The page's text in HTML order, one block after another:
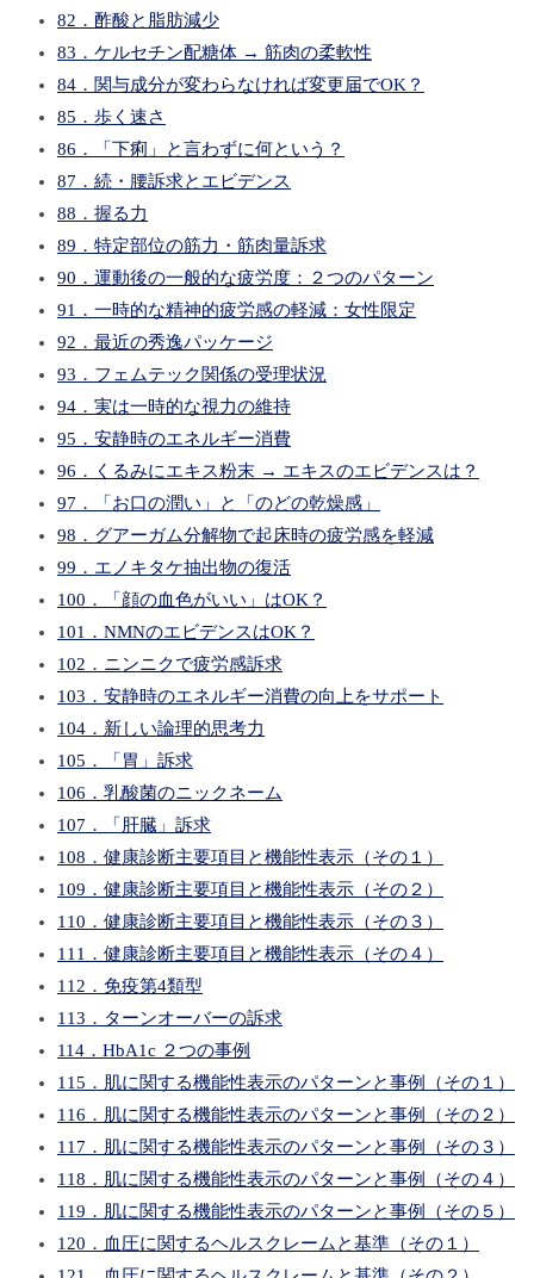
82．酢酸と脂肪減少
83．ケルセチン配糖体 → 筋肉の柔軟性
84．関与成分が変わらなければ変更届でOK？
85．歩く速さ
86．「下痢」と言わずに何という？
87．続・腰訴求とエビデンス
88．握る力
89．特定部位の筋力・筋肉量訴求
90．運動後の一般的な疲労度：２つのパターン
91．一時的な精神的疲労感の軽減：女性限定
92．最近の秀逸パッケージ
93．フェムテック関係の受理状況
94．実は一時的な視力の維持
95．安静時のエネルギー消費
96．くるみにエキス粉末 → エキスのエビデンスは？
97．「お口の潤い」と「のどの乾燥感」
98．グアーガム分解物で起床時の疲労感を軽減
99．エノキタケ抽出物の復活
100．「顔の血色がいい」はOK？
101．NMNのエビデンスはOK？
102．ニンニクで疲労感訴求
103．安静時のエネルギー消費の向上をサポート
104．新しい論理的思考力
105．「胃」訴求
106．乳酸菌のニックネーム
107．「肝臓」訴求
108．健康診断主要項目と機能性表示（その１）
109．健康診断主要項目と機能性表示（その２）
110．健康診断主要項目と機能性表示（その３）
111．健康診断主要項目と機能性表示（その４）
112．免疫第4類型
113．ターンオーバーの訴求
114．HbA1c ２つの事例
115．肌に関する機能性表示のパターンと事例（その１）
116．肌に関する機能性表示のパターンと事例（その２）
117．肌に関する機能性表示のパターンと事例（その３）
118．肌に関する機能性表示のパターンと事例（その４）
119．肌に関する機能性表示のパターンと事例（その５）
120．血圧に関するヘルスクレームと基準（その１）